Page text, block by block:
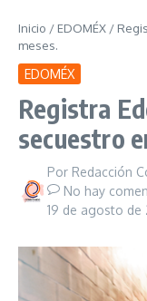
Inicio / EDOMÉX /
meses.
EDOMÉX
Registra
secuestro
Por Redacción
No hay
19 de agosto de